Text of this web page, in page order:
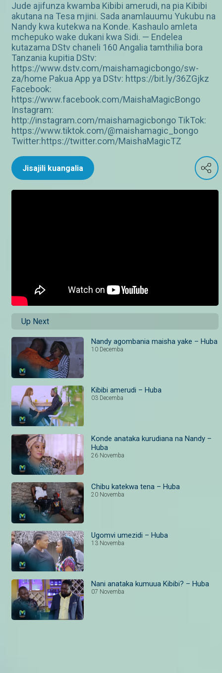
Jude ajifunza kwamba Kibibi amerudi, na pia Kibibi
akutana na Tesa mjini. Sada anamlauumu Yukubu na
Nandy kwa kutekwa na Konde. Kashaulo amleta
mchepuko wake dukani kwa Sidi. — Endelea
kutazama DStv chaneli 160 Angalia tamthilia bora
Tanzania kupitia DStv:
https://www.dstv.com/maishamagicbongo/sw-
za/home Pakua App ya DStv: https://bit.ly/36ZGjkz
Facebook:
https://www.facebook.com/MaishaMagicBongo
Instagram:
http://instagram.com/maishamagicbongo TikTok:
https://www.tiktok.com/@maishamagic_bongo
Twitter:https://twitter.com/MaishaMagicTZ
Jisajili kuangalia
Up Next
Nandy agombania maisha yake – Huba
10 Decemba
Kibibi amerudi – Huba
03 Decemba
Konde anataka kurudiana na Nandy –
Huba
26 Novemba
Chibu katekwa tena – Huba
20 Novemba
Ugomvi umezidi – Huba
13 Novemba
Nani anataka kumuua Kibibi? – Huba
07 Novemba